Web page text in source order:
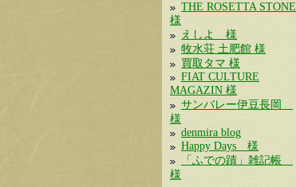
THE ROSETTA STONE
様
えしよ 様
牧水荘 土肥館 様
買取タマ 様
FIAT CULTURE
MAGAZIN 様
サンバレー伊豆長岡
様
denmira blog
Happy Days 様
「ふでの蹟」雑記帳
様